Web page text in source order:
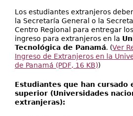
Los estudiantes extranjeros
la Secretaría General o la
Centro Regional para entregar
ingreso para extranjeros en la
Tecnológica de Panamá. (Ver
Ingreso de Extranjeros en la
de Panamá (PDF, 16 KB))
Estudiantes que han cursado
superior (Universidades
extranjeras):